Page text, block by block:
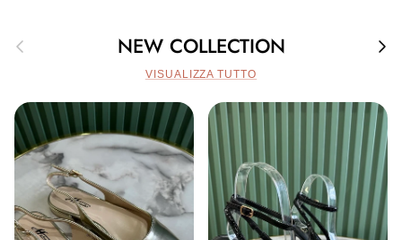
Indietro NEW COLLECTION
VISUALIZZA TUTTO